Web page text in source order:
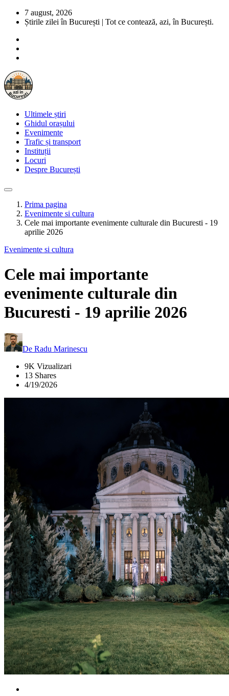
7 august, 2026
Știrile zilei în București | Tot ce contează, azi, în București.
Ultimele știri
Ghidul orașului
Evenimente
Trafic și transport
Instituții
Locuri
Despre București
Prima pagina
Evenimente si cultura
Cele mai importante evenimente culturale din Bucuresti - 19
aprilie 2026
Evenimente si cultura
Cele mai importante
evenimente culturale din
Bucuresti - 19 aprilie 2026
De Radu Marinescu
9K Vizualizari
13 Shares
4/19/2026